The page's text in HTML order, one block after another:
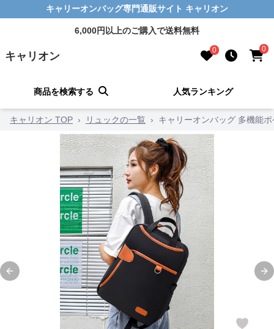
キャリーオンバッグ専門通販サイト キャリオン
6,000円以上のご購入で送料無料
キャリオン 0 0
商品を検索する 人気ランキング
キャリオン TOP › リュックの一覧 › キャリーオンバッグ 多機能
Previous slide